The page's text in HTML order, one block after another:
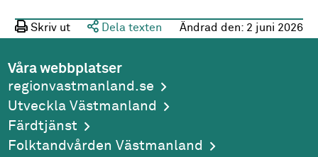
Skriv ut Dela texten Ändrad den: 2 juni 2026
Våra webbplatser
regionvastmanland.se
Utveckla Västmanland
Färdtjänst
Folktandvården Västmanland